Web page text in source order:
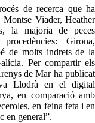
de recerca que ha
Viader, Heather
la majoria de peces
Girona,
de molts indrets de la
Per compartir els
de Mar ha publicat
Llodrà en el digital
en comparació amb
en feina feta i en
en general”.